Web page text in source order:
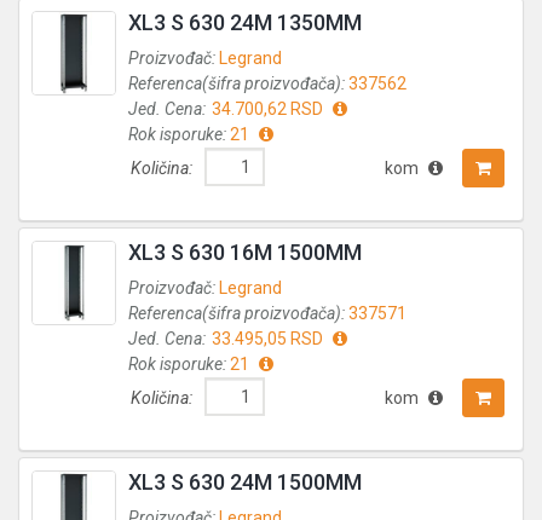
XL3 S 630 24M 1350MM
Proizvođač: Legrand
Referenca(šifra proizvođača):337562
Jed. Cena: 34.700,62 RSD
Rok isporuke:21
Količina:
kom
XL3 S 630 16M 1500MM
Proizvođač: Legrand
Referenca(šifra proizvođača):337571
Jed. Cena: 33.495,05 RSD
Rok isporuke:21
Količina:
kom
XL3 S 630 24M 1500MM